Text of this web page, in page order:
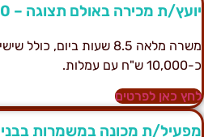
ת מכירה באולם תצוגה – 10,000 ש"ח בירושלים
משרה מלאה 8.5 שעות ביום,
ש"ח עם עמלות.
כאן לפרטים
ת מכונה במשמרות בבני